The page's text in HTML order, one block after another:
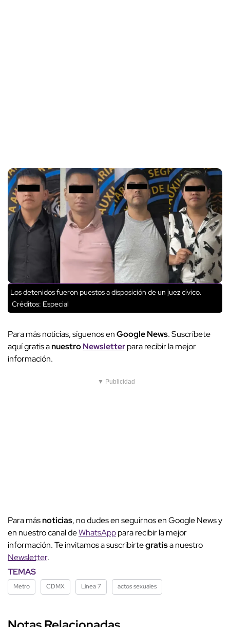
Los detenidos fueron puestos a disposición de un juez cívico.
Créditos: Especial
Para más noticias, síguenos enGoogle News. Suscríbete
aquí gratis anuestroNewsletterpara recibir la mejor
información.
▼ Publicidad
Para másnoticias, no dudes en seguirnos en Google News y
en nuestro canal deWhatsApppara recibir la mejor
información. Te invitamos a suscribirtegratisa nuestro
Newsletter.
TEMAS
Metro CDMX Línea 7 actos sexuales